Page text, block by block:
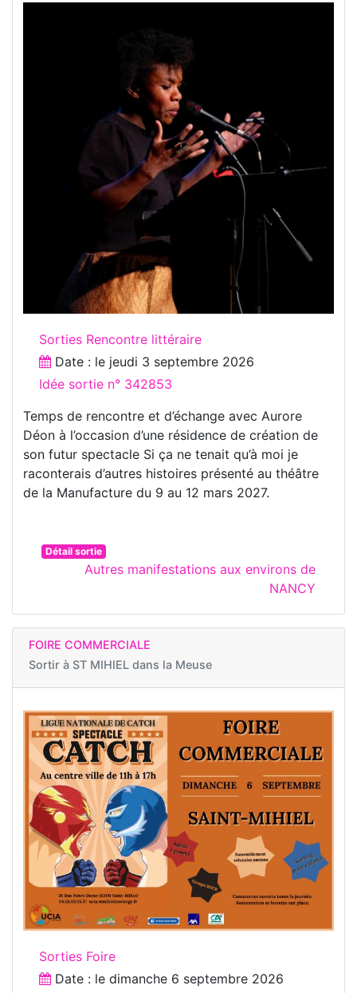
Sorties Rencontre littéraire
Date : le jeudi 3 septembre 2026
Idée sortie n° 342853
Temps de rencontre et d’échange avec Aurore
Déon à l’occasion d’une résidence de création de
son futur spectacle Si ça ne tenait qu’à moi je
raconterais d’autres histoires présenté au théâtre
de la Manufacture du 9 au 12 mars 2027.
Détail sortie
Autres manifestations aux environs de
NANCY
FOIRE COMMERCIALE
Sortir à ST MIHIEL dans la Meuse
Sorties Foire
Date : le dimanche 6 septembre 2026